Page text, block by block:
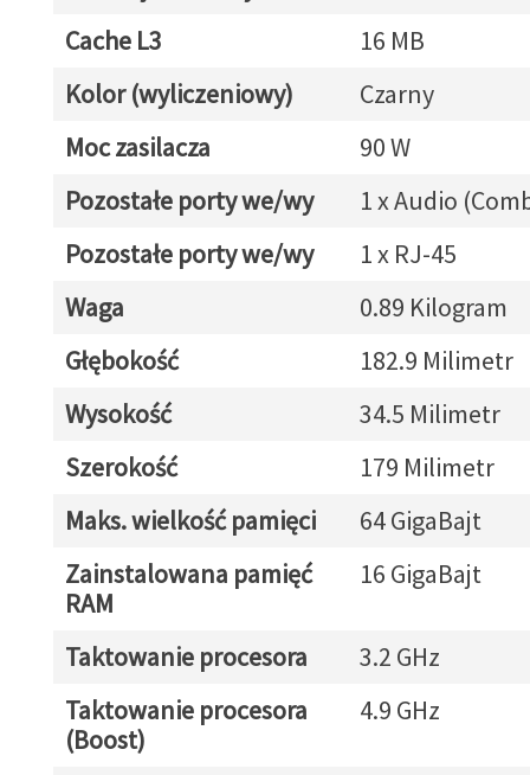
Cache L3
16 MB
Kolor (wyliczeniowy)
Czarny
Moc zasilacza
90 W
Pozostałe porty we/wy
1 x Audio
Pozostałe porty we/wy
1 x RJ-45
Waga
0.89 Kilogram
Głębokość
182.9 Milimetr
Wysokość
34.5 Milimetr
Szerokość
179 Milimetr
Maks. wielkość pamięci
64 GigaBajt
Zainstalowana pamięć
RAM
16 GigaBajt
Taktowanie procesora
3.2 GHz
Taktowanie procesora
(Boost)
4.9 GHz